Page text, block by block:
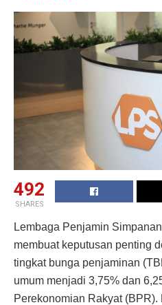
492
SHARES
Lembaga Penjamin
membuat keputusan penting
tingkat bunga penjaminan
umum menjadi 3,75% dan
Perekonomian Rakyat (BPR).